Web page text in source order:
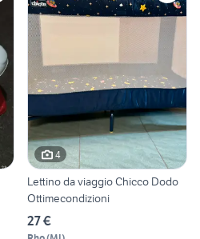
4
Lettino da viaggio Chicco Dodo
Ottimecondizioni
27 €